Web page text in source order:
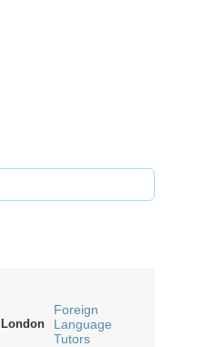
London
Foreign
Language
Tutors